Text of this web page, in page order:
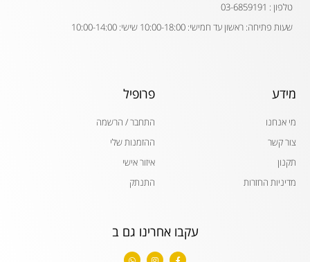
טלפון : 03-6859191
שעות פתיחה: ראשון עד חמישי: 10:00-18:00 שישי: 10:00-14:00
מידע
מי אנחנו
צור קשר
תקנון
מדיניות החזרות
פרופיל
התחבר / הרשמה
ההזמנות שלי
איזור אישי
התנתק
עקבו אחרינו גם ב
F
I
W